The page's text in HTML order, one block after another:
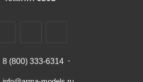
8 (800) 333-6314